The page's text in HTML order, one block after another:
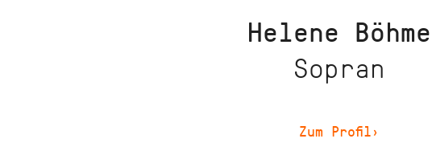
Helene Böhme
Sopran
Zum Profil›